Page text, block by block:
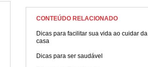
CONTEÚDO RELACIONADO
Dicas para facilitar sua vida ao cuidar da
casa
Dicas para ser saudável